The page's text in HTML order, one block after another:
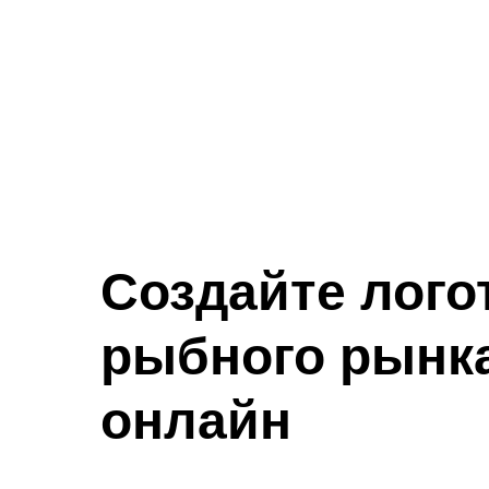
Создайте
рыбного
онлайн